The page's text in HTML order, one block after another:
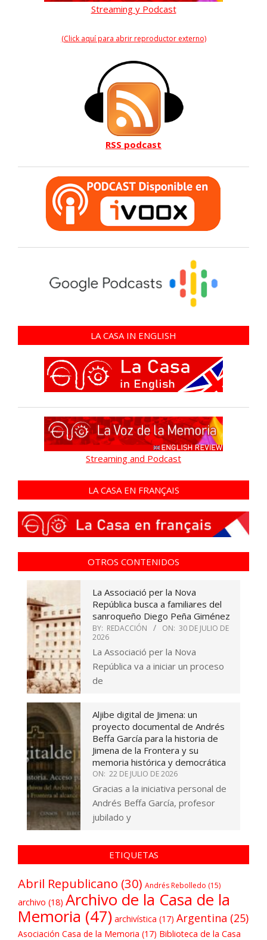
Streaming y Podcast
(Click aquí para abrir reproductor externo)
RSS podcast
LA CASA IN ENGLISH
Streaming and Podcast
LA CASA EN FRANÇAIS
OTROS CONTENIDOS
La Associació per la Nova
República busca a familiares del
sanroqueño Diego Peña Giménez
BY: REDACCIÓN ON: 30 DE JULIO DE
2026
La Associació per la Nova
República va a iniciar un proceso
de
Aljibe digital de Jimena: un
proyecto documental de Andrés
Beffa García para la historia de
Jimena de la Frontera y su
memoria histórica y democrática
ON: 22 DE JULIO DE 2026
Gracias a la iniciativa personal de
Andrés Beffa García, profesor
jubilado y
ETIQUETAS
Abril Republicano (30) Andrés Rebolledo (15)
archivo (18) Archivo de la Casa de la
Memoria (47) archivística (17) Argentina (25)
Asociación Casa de la Memoria (17) Biblioteca de la Casa